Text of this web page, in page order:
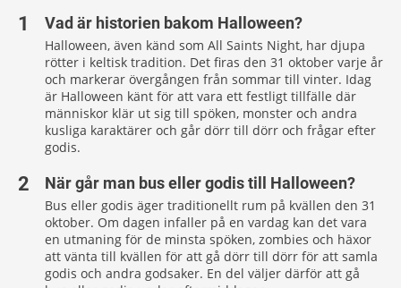
Vad är historien bakom Halloween?
Halloween, även känd som All Saints Night, har djupa
rötter i keltisk tradition. Det firas den 31 oktober varje år
och markerar övergången från sommar till vinter. Idag
är Halloween känt för att vara ett festligt tillfälle där
människor klär ut sig till spöken, monster och andra
kusliga karaktärer och går dörr till dörr och frågar efter
godis.
När går man bus eller godis till Halloween?
Bus eller godis äger traditionellt rum på kvällen den 31
oktober. Om dagen infaller på en vardag kan det vara
en utmaning för de minsta spöken, zombies och häxor
att vänta till kvällen för att gå dörr till dörr för att samla
godis och andra godsaker. En del väljer därför att gå